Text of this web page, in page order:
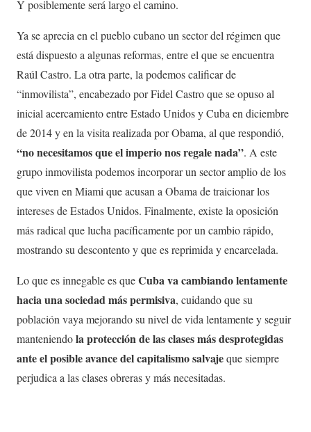
Y posiblemente será largo el camino.
Ya se aprecia en el pueblo cubano un sector del régimen que
está dispuesto a algunas reformas, entre el que se encuentra
Raúl Castro. La otra parte, la podemos calificar de
“inmovilista”, encabezado por Fidel Castro que se opuso al
inicial acercamiento entre Estado Unidos y Cuba en diciembre
de 2014 y en la visita realizada por Obama, al que respondió,
“no necesitamos que el imperio nos regale nada”. A este
grupo inmovilista podemos incorporar un sector amplio de los
que viven en Miami que acusan a Obama de traicionar los
intereses de Estados Unidos. Finalmente, existe la oposición
más radical que lucha pacíficamente por un cambio rápido,
mostrando su descontento y que es reprimida y encarcelada.
Lo que es innegable es queCuba va cambiando lentamente
hacia una sociedad más permisiva, cuidando que su
población vaya mejorando su nivel de vida lentamente y seguir
manteniendola protección de las clases más desprotegidas
ante el posible avance del capitalismo salvajeque siempre
perjudica a las clases obreras y más necesitadas.